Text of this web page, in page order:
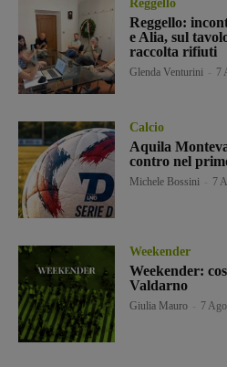
Reggello
Reggello:
e Alia, sul
raccolta rifiuti
Glenda Venturini 7
Calcio
Aquila
contro nel
Michele Bossini 7
Weekender
Weekender:
Valdarno
Giulia Mauro 7